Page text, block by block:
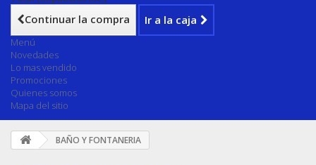
Continuar la compra Ir a la caja
Menú
Novedades
Lo mas vendido
Promociones
Quienes somos
Mapa del sitio
BAÑO Y FONTANERIA